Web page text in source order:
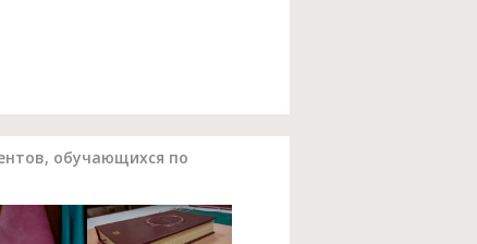
обучающихся по